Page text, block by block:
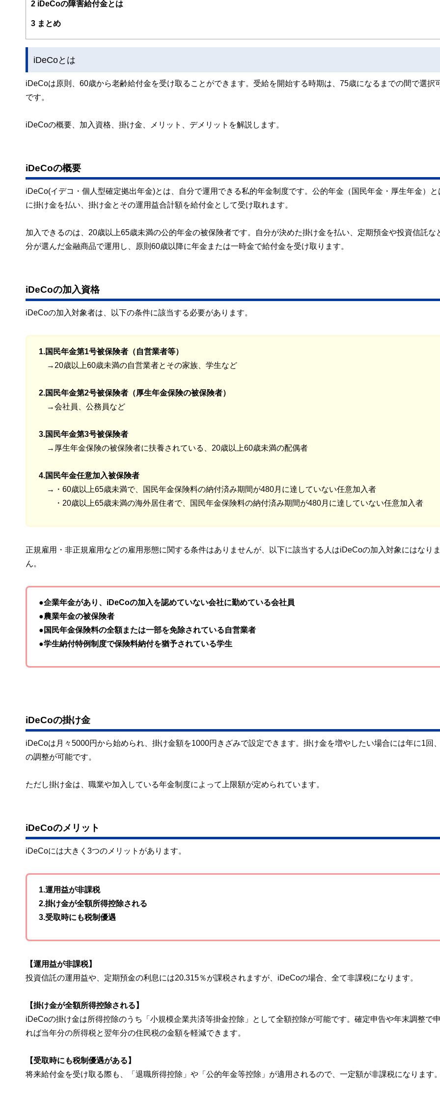
ー、公認会計士、社会保険労務士、行政書士、投資アナリスト、キャリアコンサルタントなど150名以上の有資格者を執筆者・監修者として
私たちは、快適でより良い生活のアイデアを提供するお金のコンシェルジュを目指します。
2 iDeCoの障害給付金とは
3 まとめ
iDeCoとは
iDeCoは原則、60歳から老齢給付金を受け取ることができます。受給を開始する時期は、75歳になるまでの間で選択
です。
iDeCoの概要、加入資格、掛け金、メリット、デメリットを解説します。
iDeCoの概要
iDeCo(イデコ・個人型確定拠出年金)とは、自分で運用できる私的年金制度です。公的年金（国民年金・厚生年金）と
に掛け金を払い、掛け金とその運用益合計額を給付金として受け取れます。
加入できるのは、20歳以上65歳未満の公的年金の被保険者です。自分が決めた掛け金を払い、定期預金や投資信託な
分が選んだ金融商品で運用し、原則60歳以降に年金または一時金で給付金を受け取ります。
iDeCoの加入資格
iDeCoの加入対象者は、以下の条件に該当する必要があります。
1.国民年金第1号被保険者（自営業者等）
→20歳以上60歳未満の自営業者とその家族、学生など
2.国民年金第2号被保険者（厚生年金保険の被保険者）
→会社員、公務員など
3.国民年金第3号被保険者
→厚生年金保険の被保険者に扶養されている、20歳以上60歳未満の配偶者
4.国民年金任意加入被保険者
→・60歳以上65歳未満で、国民年金保険料の納付済み期間が480月に達していない任意加入者
・20歳以上65歳未満の海外居住者で、国民年金保険料の納付済み期間が480月に達していない任意加入者
正規雇用・非正規雇用などの雇用形態に関する条件はありませんが、以下に該当する人はiDeCoの加入対象にはなり
ん。
●企業年金があり、iDeCoの加入を認めていない会社に勤めている会社員
●農業年金の被保険者
●国民年金保険料の全額または一部を免除されている自営業者
●学生納付特例制度で保険料納付を猶予されている学生
iDeCoの掛け金
iDeCoは月々5000円から始められ、掛け金額を1000円きざみで設定できます。掛け金を増やしたい場合には年に1回
の調整が可能です。
ただし掛け金は、職業や加入している年金制度によって上限額が定められています。
iDeCoのメリット
iDeCoには大きく3つのメリットがあります。
1.運用益が非課税
2.掛け金が全額所得控除される
3.受取時にも税制優遇
【運用益が非課税】
投資信託の運用益や、定期預金の利息には20.315％が課税されますが、iDeCoの場合、全て非課税になります。
【掛け金が全額所得控除される】
iDeCoの掛け金は所得控除のうち「小規模企業共済等掛金控除」として全額控除が可能です。確定申告や年末調整で
れば当年分の所得税と翌年分の住民税の金額を軽減できます。
【受取時にも税制優遇がある】
将来給付金を受け取る際も、「退職所得控除」や「公的年金等控除」が適用されるので、一定額が非課税になります